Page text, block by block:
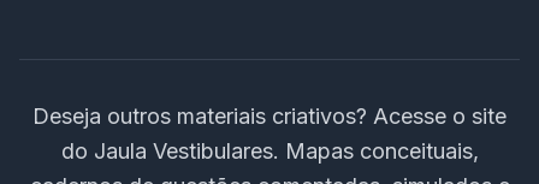
Deseja outros materiais criativos? Acesse o site
do Jaula Vestibulares. Mapas conceituais,